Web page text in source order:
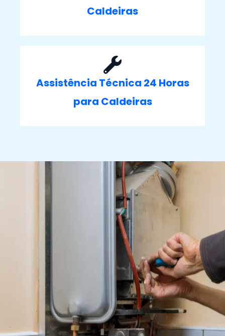
Caldeiras
Assistência Técnica 24 Horas
para Caldeiras